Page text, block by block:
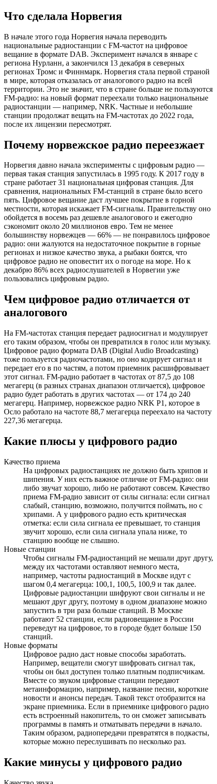
Что сделала Норвегия
В начале этого года Норвегия начала переводить
национальные радиостанции с FM-частот на цифровое
вещание в формате DAB. Эксперимент начался в январе с
региона Нурланн, а закончился 13 декабря в северных
регионах Тромс и Финнмарк. Норвегия стала первой страной
в мире, которая отказалась от аналогового радио на всей
территории. Это не значит, что в стране больше не пользуются
FM-радио: на новый формат переехали только национальные
радиостанции — например, NRK. Частные и небольшие
станции продолжат вещать на FM-частотах до 2022 года,
после их лицензии пересмотрят.
Почему норвежское радио переезжает
Норвегия давно начала эксперименты с цифровым радио —
первая такая станция запустилась в 1995 году. К 2017 году в
стране работает 31 национальная цифровая станция. Для
сравнения, национальных FM-станций в стране было всего
пять. Цифровое вещание даст лучшее покрытие в горной
местности, которая искажает FM-сигналы. Правительству оно
обойдется в восемь раз дешевле аналогового и ежегодно
сэкономит около 20 миллионов евро. Тем не менее
большинству норвежцев — 66% — не понравилось цифровое
радио: они жалуются на недостаточное покрытие в горные
регионах и низкое качество звука, а рыбаки боятся, что
цифровое радио не оповестит их о погоде на море. Но к
декабрю 86% всех радиослушателей в Норвегии уже
пользовались цифровым радио.
Чем цифровое радио отличается от
аналогового
На FM-частотах станция передает радиосигнал и модулирует
его таким образом, чтобы он превратился в голос или музыку.
Цифровое радио формата DAB (Digital Audio Broadcasting)
тоже пользуется радиочастотами, но оно кодирует сигнал и
передает его в по частям, а потом приемник расшифровывает
этот сигнал. FM-радио работает в частотах от 87,5 до 108
мегагерц (в разных странах диапазон отличается), цифровое
радио будет работать в других частотах — от 174 до 240
мегагерц. Например, норвежское радио NRK P1, которое в
Осло работало на частоте 88,7 мегагерца переехало на частоту
227,36 мегагерца.
Какие плюсы у цифрового радио
Качество приема
На цифровых радиостанциях не должно быть хрипов и
шипения. У них есть важное отличие от FM-радио: они
либо звучат хорошо, либо не работают совсем. Качество
приема FM-радио зависит от силы сигнала: если сигнал
слабый, станцию, возможно, получится поймать, но с
хрипами. А у цифрового радио есть критическая
отметка: если сила сигнала ее превышает, то станция
звучит хорошо, если сила сигнала упала ниже, то
станцию вообще не слышно.
Новые станции
Чтобы сигналы FM-радиостанций не мешали друг другу,
между их частотами оставляют немного места,
например, частоты радиостанций в Москве идут с
шагом 0,4 мегагерца: 100,1, 100,5, 100,9 и так далее.
Цифровые радиостанции шифруют свои сигналы и не
мешают друг другу, поэтому в одном диапазоне можно
запустить в три раза больше станций. В Москве
работают 52 станции, если радиовещание в России
переведут на цифровое, то в городе будет больше 150
станций.
Новые форматы
Цифровое радио даст новые способы заработать.
Например, вещатели смогут шифровать сигнал так,
чтобы он был доступен только платным подписчикам.
Вместе со звуком цифровые станции передают
метаинформацию, например, название песни, короткие
новости и анонсы передач. Такой текст отобразится на
экране приемника. Если в приемнике цифрового радио
есть встроенный накопитель, то он сможет записывать
программы в память и отматывать передачи в начало.
Таким образом, радиопередачи превратятся в подкасты,
которые можно переслушивать по несколько раз.
Какие минусы у цифрового радио